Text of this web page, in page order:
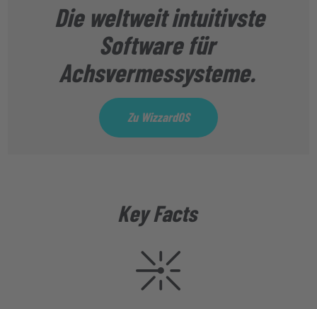
Die weltweit intuitivste
Software für
Achsvermessysteme.
Zu WizzardOS
Key Facts